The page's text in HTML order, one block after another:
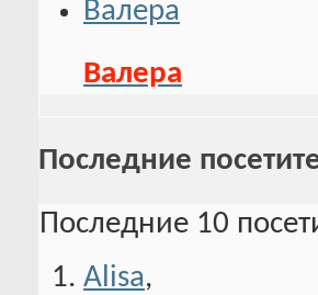
Валера
Последние
Последние 10
Alisa,